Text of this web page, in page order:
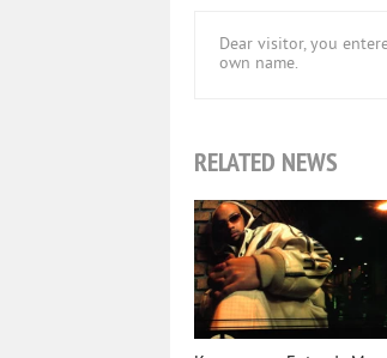
Dear visitor, you
own name.
RELATED NEWS